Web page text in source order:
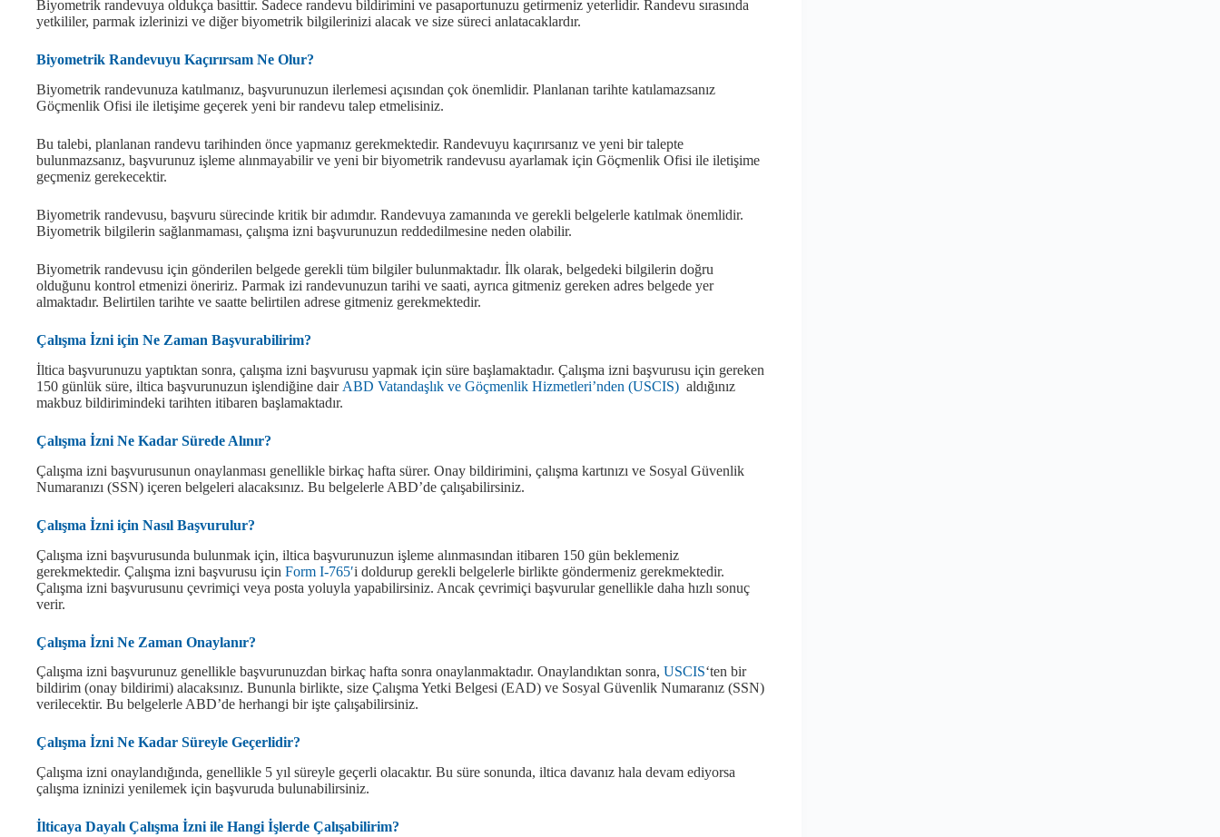
Biyometrik randevuya oldukça basittir. Sadece randevu bildirimini ve pasaportunuzu getirmeniz yeterlidir. Randevu sırasında
yetkililer, parmak izlerinizi ve diğer biyometrik bilgilerinizi alacak ve size süreci anlatacaklardır.
Biyometrik Randevuyu Kaçırırsam Ne Olur?
Biyometrik randevunuza katılmanız, başvurunuzun ilerlemesi açısından çok önemlidir. Planlanan tarihte katılamazsanız
Göçmenlik Ofisi ile iletişime geçerek yeni bir randevu talep etmelisiniz.
Bu talebi, planlanan randevu tarihinden önce yapmanız gerekmektedir. Randevuyu kaçırırsanız ve yeni bir talepte
bulunmazsanız, başvurunuz işleme alınmayabilir ve yeni bir biyometrik randevusu ayarlamak için Göçmenlik Ofisi ile iletişime
geçmeniz gerekecektir.
Biyometrik randevusu, başvuru sürecinde kritik bir adımdır. Randevuya zamanında ve gerekli belgelerle katılmak önemlidir.
Biyometrik bilgilerin sağlanmaması, çalışma izni başvurunuzun reddedilmesine neden olabilir.
Biyometrik randevusu için gönderilen belgede gerekli tüm bilgiler bulunmaktadır. İlk olarak, belgedeki bilgilerin doğru
olduğunu kontrol etmenizi öneririz. Parmak izi randevunuzun tarihi ve saati, ayrıca gitmeniz gereken adres belgede yer
almaktadır. Belirtilen tarihte ve saatte belirtilen adrese gitmeniz gerekmektedir.
Çalışma İzni için Ne Zaman Başvurabilirim?
İltica başvurunuzu yaptıktan sonra, çalışma izni başvurusu yapmak için süre başlamaktadır. Çalışma izni başvurusu için gereken
150 günlük süre, iltica başvurunuzun işlendiğine dair ABD Vatandaşlık ve Göçmenlik Hizmetleri’nden (USCIS) aldığınız
makbuz bildirimindeki tarihten itibaren başlamaktadır.
Çalışma İzni Ne Kadar Sürede Alınır?
Çalışma izni başvurusunun onaylanması genellikle birkaç hafta sürer. Onay bildirimini, çalışma kartınızı ve Sosyal Güvenlik
Numaranızı (SSN) içeren belgeleri alacaksınız. Bu belgelerle ABD’de çalışabilirsiniz.
Çalışma İzni için Nasıl Başvurulur?
Çalışma izni başvurusunda bulunmak için, iltica başvurunuzun işleme alınmasından itibaren 150 gün beklemeniz
gerekmektedir. Çalışma izni başvurusu için Form I-765′i doldurup gerekli belgelerle birlikte göndermeniz gerekmektedir.
Çalışma izni başvurusunu çevrimiçi veya posta yoluyla yapabilirsiniz. Ancak çevrimiçi başvurular genellikle daha hızlı sonuç
verir.
Çalışma İzni Ne Zaman Onaylanır?
Çalışma izni başvurunuz genellikle başvurunuzdan birkaç hafta sonra onaylanmaktadır. Onaylandıktan sonra, USCIS‘ten bir
bildirim (onay bildirimi) alacaksınız. Bununla birlikte, size Çalışma Yetki Belgesi (EAD) ve Sosyal Güvenlik Numaranız (SSN)
verilecektir. Bu belgelerle ABD’de herhangi bir işte çalışabilirsiniz.
Çalışma İzni Ne Kadar Süreyle Geçerlidir?
Çalışma izni onaylandığında, genellikle 5 yıl süreyle geçerli olacaktır. Bu süre sonunda, iltica davanız hala devam ediyorsa
çalışma izninizi yenilemek için başvuruda bulunabilirsiniz.
İlticaya Dayalı Çalışma İzni ile Hangi İşlerde Çalışabilirim?